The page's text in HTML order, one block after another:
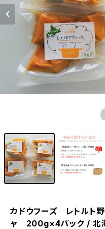
カドウフーズ レトルト
ャ 200g×4パック / 北